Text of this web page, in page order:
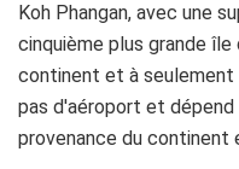
Koh Phangan, avec une
cinquième plus grande
continent et à seulement
pas d'aéroport et
provenance du continent